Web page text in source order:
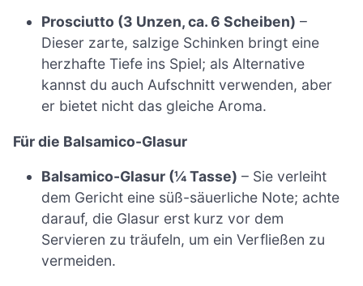
Prosciutto (3 Unzen, ca. 6 Scheiben) –
Dieser zarte, salzige Schinken bringt eine
herzhafte Tiefe ins Spiel; als Alternative
kannst du auch Aufschnitt verwenden, aber
er bietet nicht das gleiche Aroma.
Für die Balsamico-Glasur
Balsamico-Glasur (¼ Tasse) – Sie verleiht
dem Gericht eine süß-säuerliche Note; achte
darauf, die Glasur erst kurz vor dem
Servieren zu träufeln, um ein Verfließen zu
vermeiden.